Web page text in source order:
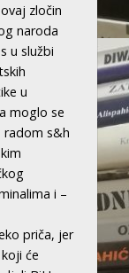
zločin
naroda
u službi
u
moglo se
radom s&h
i –
priča, jer
će